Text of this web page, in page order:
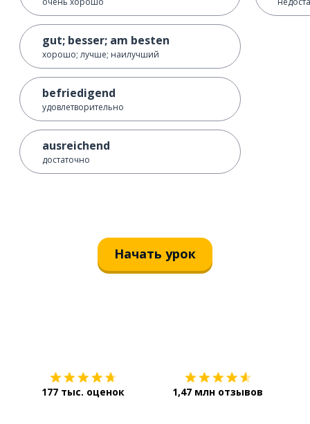
gut; besser; am besten
хорошо; лучше; наилучший
befriedigend
удовлетворительно
ausreichend
достаточно
Начать урок
177 тыс. оценок 1,47 млн отзывов